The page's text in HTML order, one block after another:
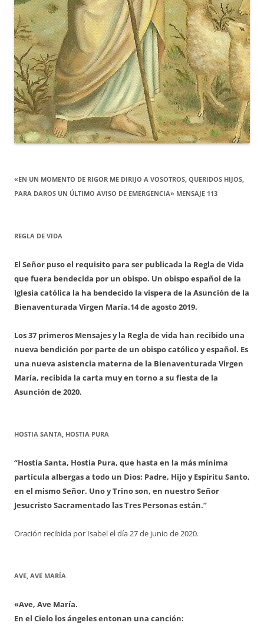
«EN UN MOMENTO DE RIGOR ME DIRIJO A VOSOTROS, QUERIDOS HIJOS,
PARA DAROS UN ÚLTIMO AVISO DE EMERGENCIA» MENSAJE 113
REGLA DE VIDA
El Señor puso el requisito para ser publicada la Regla de Vida
que fuera bendecida por un obispo. Un obispo español de la
Iglesia católica la ha bendecido la víspera de la Asunción de la
Bienaventurada Virgen María.14 de agosto 2019.
Los 37 primeros Mensajes y la Regla de vida han recibido una
nueva bendición por parte de un obispo católico y español. Es
una nueva asistencia materna de la Bienaventurada Virgen
María, recibida la carta muy en torno a su fiesta de la
Asunción de 2020.
HOSTIA SANTA, HOSTIA PURA
“Hostia Santa, Hostia Pura, que hasta en la más mínima
partícula albergas a todo un Dios: Padre, Hijo y Espíritu Santo,
en el mismo Señor. Uno y Trino son, en nuestro Señor
Jesucristo Sacramentado las Tres Personas están.”
Oración recibida por Isabel el día 27 de junio de 2020.
AVE, AVE MARÍA
«Ave, Ave María.
En el Cielo los ángeles entonan una canción: